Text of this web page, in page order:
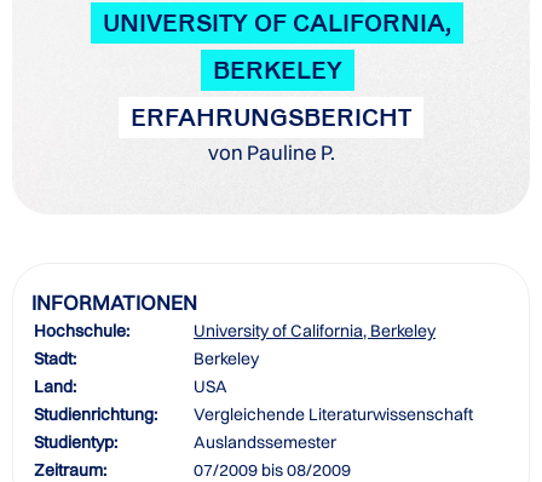
UNIVERSITY OF CALIFORNIA,
BERKELEY
ERFAHRUNGSBERICHT
von Pauline P.
INFORMATIONEN
Hochschule:
University of California, Berkeley
Stadt:
Berkeley
Land:
USA
Studienrichtung:
Vergleichende Literaturwissenschaft
Studientyp:
Auslandssemester
Zeitraum:
07/2009 bis 08/2009